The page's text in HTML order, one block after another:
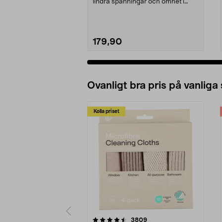
lindra spänningar och ömhet i
179,90
Ovanligt bra pris på vanliga
Kolla priset
3809recensioner
4.0av 5 stjärnor